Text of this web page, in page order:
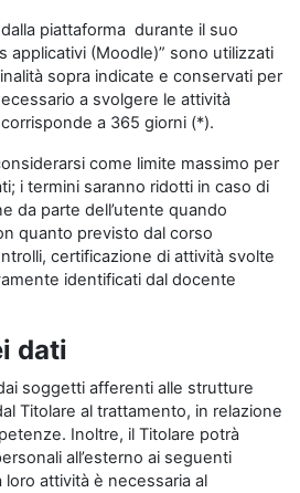
piattaforma durante il suo
applicativi (Moodle)” sono utilizzati
sopra indicate e conservati per
a svolgere le attività
a 365 giorni (*).
come limite massimo per
i termini saranno ridotti in caso di
da parte dell’utente quando
quanto previsto dal corso
certificazione di attività svolte
identificati dal docente
dati
soggetti afferenti alle strutture
Titolare al trattamento, in relazione
Inoltre, il Titolare potrà
all’esterno ai seguenti
attività è necessaria al